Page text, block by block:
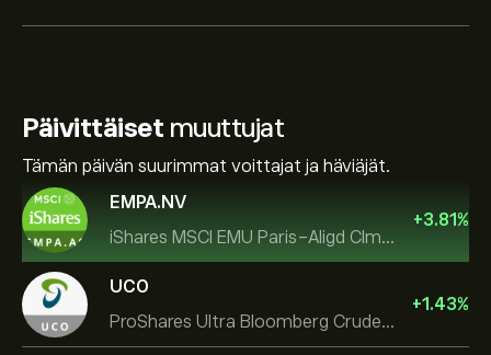
Päivittäiset muuttujat
Tämän päivän suurimmat voittajat ja häviäjät.
EMPA.NV
iShares MSCI EMU Paris-Aligd Clmt UCITS ETF EUR A
+3.81%
UCO
ProShares Ultra Bloomberg Crude Oil
+1.43%